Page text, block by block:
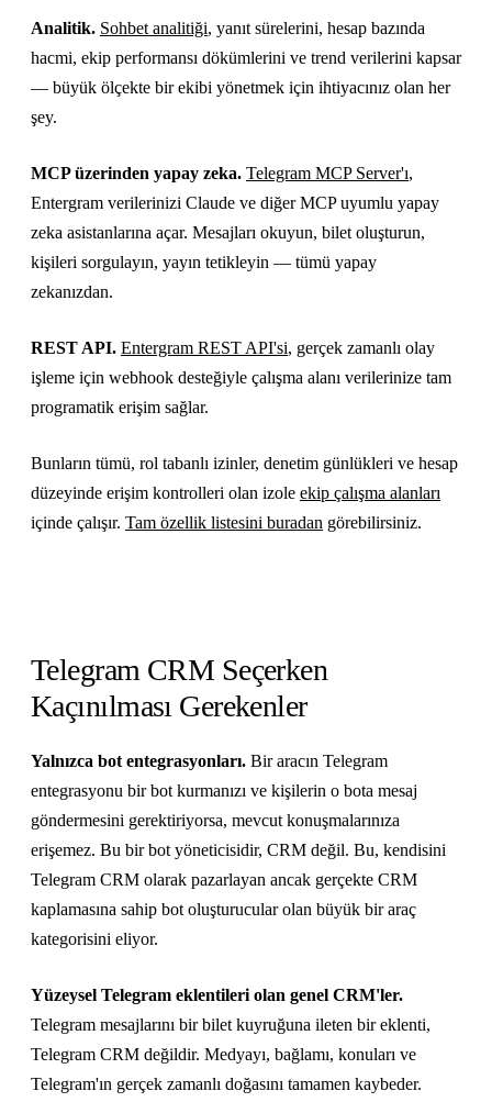
Analitik. Sohbet analitiği, yanıt sürelerini, hesap bazında
hacmi, ekip performansı dökümlerini ve trend verilerini kapsar
— büyük ölçekte bir ekibi yönetmek için ihtiyacınız olan her
şey.
MCP üzerinden yapay zeka. Telegram MCP Server'ı,
Entergram verilerinizi Claude ve diğer MCP uyumlu yapay
zeka asistanlarına açar. Mesajları okuyun, bilet oluşturun,
kişileri sorgulayın, yayın tetikleyin — tümü yapay
zekanızdan.
REST API. Entergram REST API'si, gerçek zamanlı olay
işleme için webhook desteğiyle çalışma alanı verilerinize tam
programatik erişim sağlar.
Bunların tümü, rol tabanlı izinler, denetim günlükleri ve hesap
düzeyinde erişim kontrolleri olan izole ekip çalışma alanları
içinde çalışır. Tam özellik listesini buradan görebilirsiniz.
Telegram CRM Seçerken
Kaçınılması Gerekenler
Yalnızca bot entegrasyonları. Bir aracın Telegram
entegrasyonu bir bot kurmanızı ve kişilerin o bota mesaj
göndermesini gerektiriyorsa, mevcut konuşmalarınıza
erişemez. Bu bir bot yöneticisidir, CRM değil. Bu, kendisini
Telegram CRM olarak pazarlayan ancak gerçekte CRM
kaplamasına sahip bot oluşturucular olan büyük bir araç
kategorisini eliyor.
Yüzeysel Telegram eklentileri olan genel CRM'ler.
Telegram mesajlarını bir bilet kuyruğuna ileten bir eklenti,
Telegram CRM değildir. Medyayı, bağlamı, konuları ve
Telegram'ın gerçek zamanlı doğasını tamamen kaybeder.